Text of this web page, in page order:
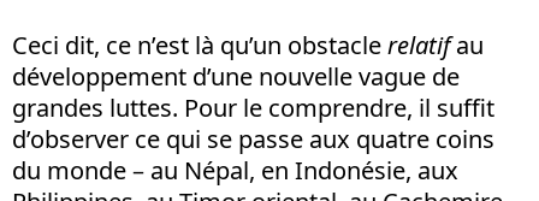
Ceci dit, ce n’est là qu’un obstaclerelatifau
développement d’une nouvelle vague de
grandes luttes. Pour le comprendre, il suffit
d’observer ce qui se passe aux quatre coins
du monde – au Népal, en Indonésie, aux